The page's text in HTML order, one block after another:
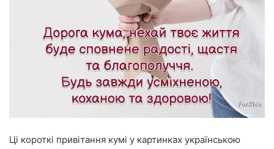
Ці короткі привітання кумі у картинках українською